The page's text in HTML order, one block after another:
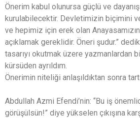
Önerim kabul olunursa güçlü ve
kurulabilecektir. Devletimizin biçimini
ve hepimiz için erek olan
açıklamak gereklidir. Öneri şudur.”
tasarıyı okutmak üzere yazmanlardan
kürsüden ayrıldım.
Önerimin niteliği anlaşıldıktan sonra
Abdullah Azmi Efendi’nin: “Bu iş
görüşülsün!” diye yükselen çıkışına